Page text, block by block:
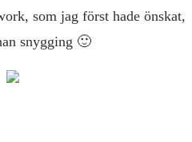
som jag först hade önskat,
snygging 🙂